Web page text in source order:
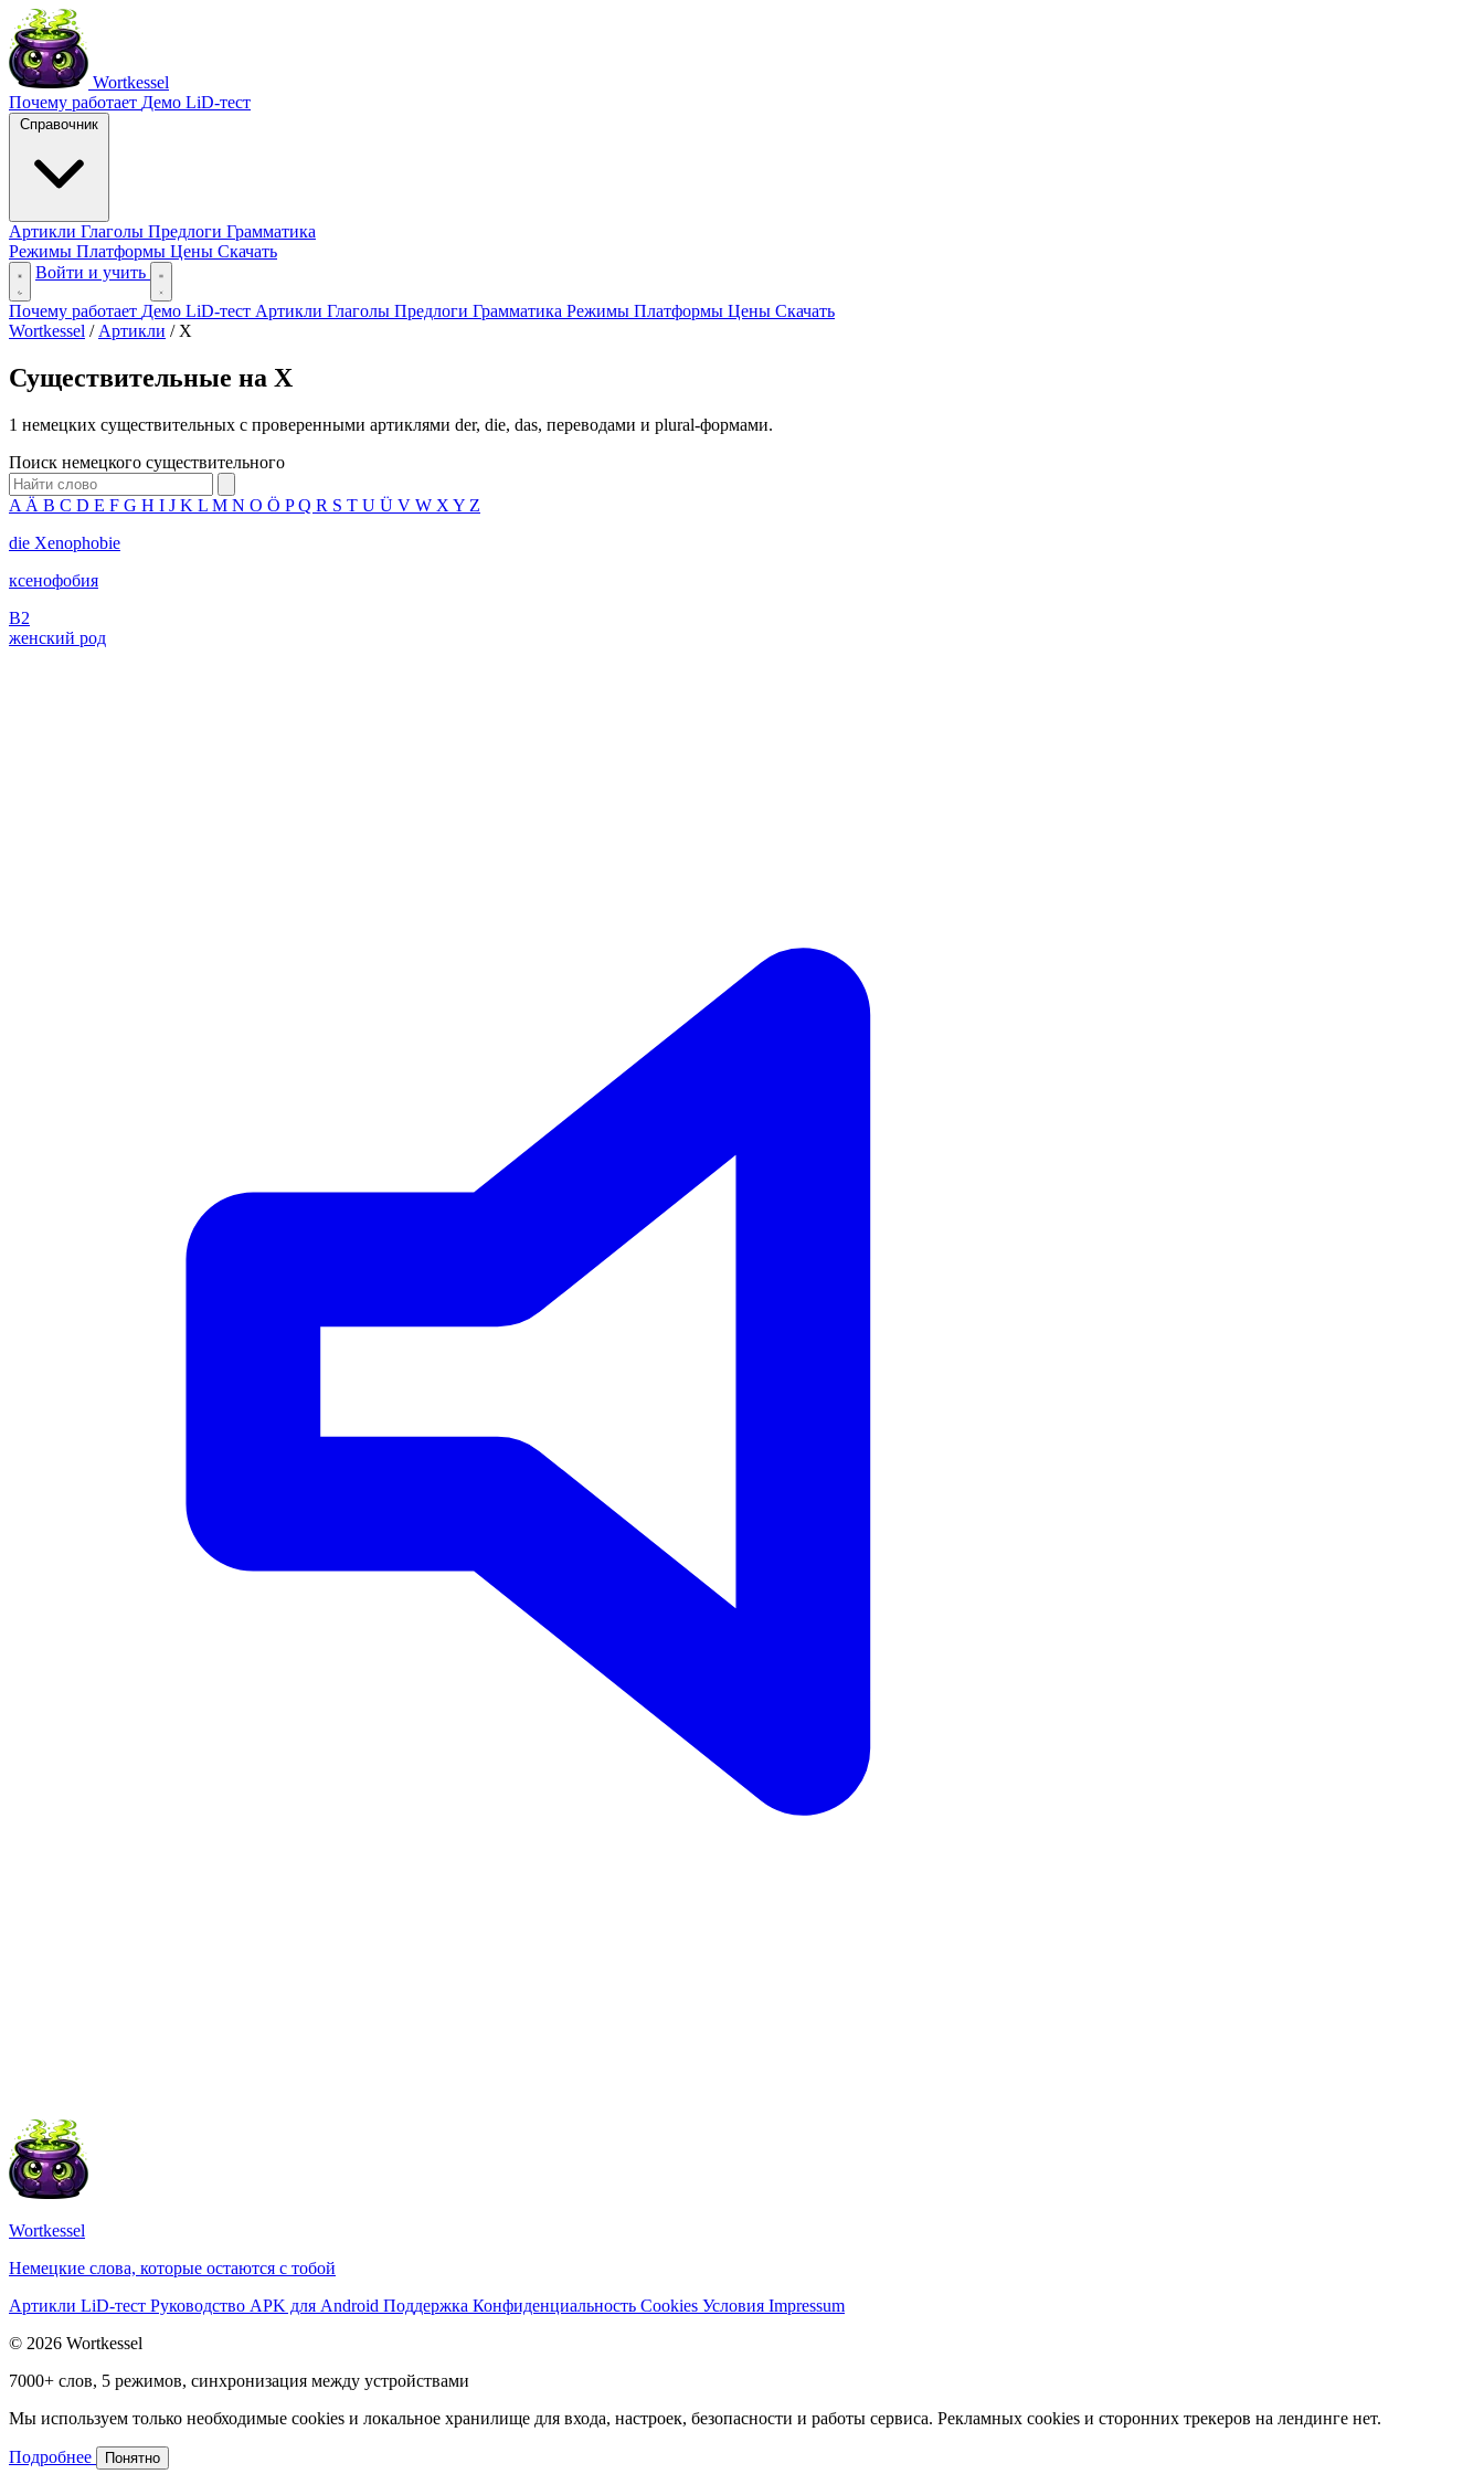
Wortkessel
Почему работает Демо LiD-тест
Справочник
Артикли Глаголы Предлоги Грамматика
Режимы Платформы Цены Скачать
Войти и учить
Почему работает Демо LiD-тест Артикли Глаголы Предлоги Грамматика Режимы Платформы Цены Скачать
Wortkessel / Артикли / X
Существительные на X
1 немецких существительных с проверенными артиклями der, die, das, переводами и plural-формами.
Поиск немецкого существительного
A Ä B C D E F G H I J K L M N O Ö PQ R S T U Ü V W X Y Z
die Xenophobie
ксенофобия
B2
женский род
Wortkessel
Немецкие слова, которые остаются с тобой
Артикли LiD-тест Руководство APK для Android Поддержка Конфиденциальность Cookies Условия Impressum
© 2026 Wortkessel
7000+ слов, 5 режимов, синхронизация между устройствами
Мы используем только необходимые cookies и локальное хранилище для входа, настроек, безопасности и работы сервиса. Рекламных cookies и сторонних трекеров на лендинге нет.
Подробнее Понятно